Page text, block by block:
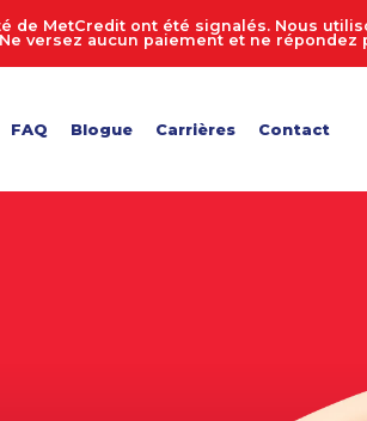
de MetCredit ont été signalés. Nous
versez aucun paiement et ne répondez
FAQ Blogue Carrières Contact